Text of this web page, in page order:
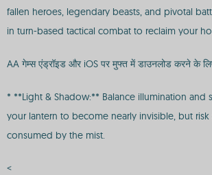
fallen heroes, legendary beasts, and pivotal
in turn-based tactical combat to reclaim your
AA गेम्स एंड्रॉइड और iOS पर मुफ्त में डाउनलोड करने के
* **Light & Shadow:** Balance illumination and
your lantern to become nearly invisible, but
consumed by the mist.
<